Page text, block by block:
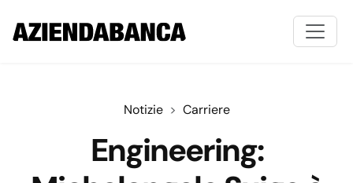
Notizie Carriere
Engineering: